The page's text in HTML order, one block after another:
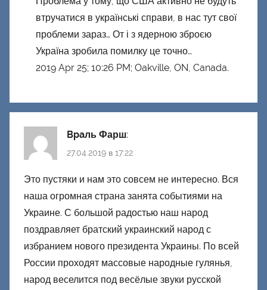
втручатися в українські справи, в нас тут свої
проблеми зараз… От і з ядерною зброєю
Україна зробила помилку це точно…
2019 Apr 25; 10:26 PM; Oakville, ON, Canada.
Bpaль Фарш:
27.04.2019 в 17:22
Это пустяки и нам это совсем не интересно. Вся
наша огромная страна занята событиями на
Украине. С большой радостью наш народ
поздравляет братский украинский народ с
избранием нового президента Украины. По всей
России проходят массовые народные гулянья,
народ веселится под весёлые звуки русской